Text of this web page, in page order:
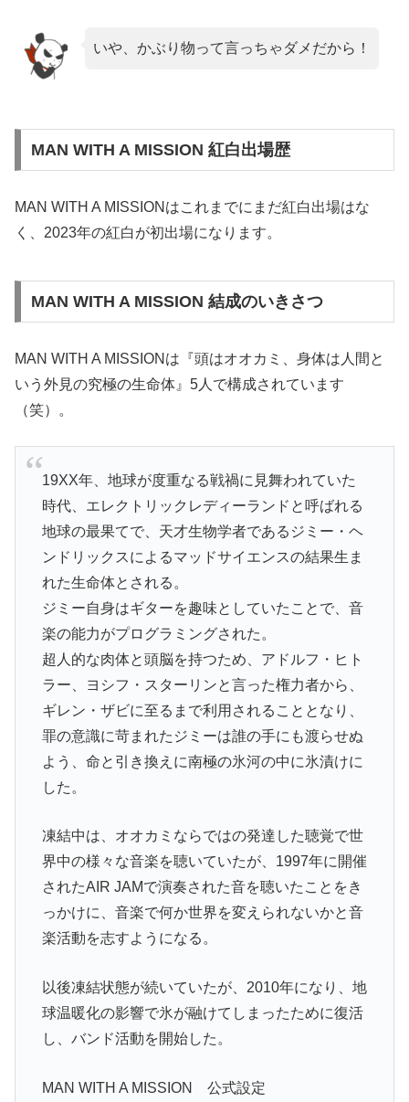
いや、かぶり物って言っちゃダメだから！
MAN WITH A MISSION 紅白出場歴
MAN WITH A MISSIONはこれまでにまだ紅白出場はな
く、2023年の紅白が初出場になります。
MAN WITH A MISSION 結成のいきさつ
MAN WITH A MISSIONは『頭はオオカミ、身体は人間と
いう外見の究極の生命体』5人で構成されています
（笑）。
19XX年、地球が度重なる戦禍に見舞われていた
時代、エレクトリックレディーランドと呼ばれる
地球の最果てで、天才生物学者であるジミー・ヘ
ンドリックスによるマッドサイエンスの結果生ま
れた生命体とされる。
ジミー自身はギターを趣味としていたことで、音
楽の能力がプログラミングされた。
超人的な肉体と頭脳を持つため、アドルフ・ヒト
ラー、ヨシフ・スターリンと言った権力者から、
ギレン・ザビに至るまで利用されることとなり、
罪の意識に苛まれたジミーは誰の手にも渡らせぬ
よう、命と引き換えに南極の氷河の中に氷漬けに
した。
凍結中は、オオカミならではの発達した聴覚で世
界中の様々な音楽を聴いていたが、1997年に開催
されたAIR JAMで演奏された音を聴いたことをき
っかけに、音楽で何か世界を変えられないかと音
楽活動を志すようになる。
以後凍結状態が続いていたが、2010年になり、地
球温暖化の影響で氷が融けてしまったために復活
し、バンド活動を開始した。
MAN WITH A MISSION 公式設定